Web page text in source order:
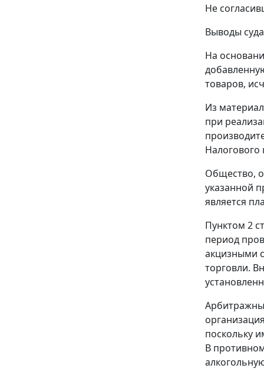
Не
Выводы
На
товаров,
Из
при
Налогового
Общество,
указанной
является
Пунктом 2
период
акцизными
торговли.
поскольку
В